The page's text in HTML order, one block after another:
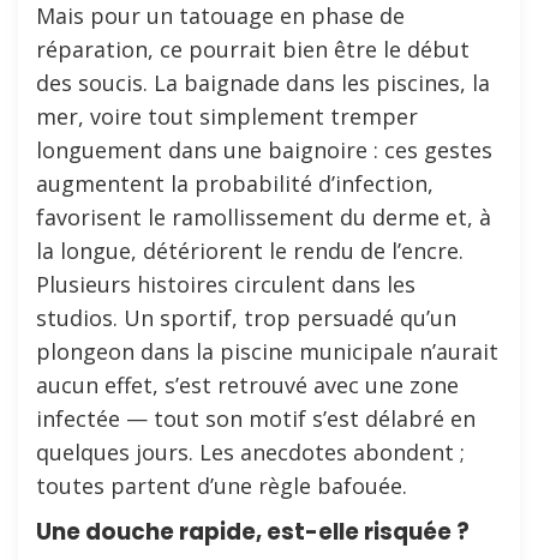
Mais pour un tatouage en phase de
réparation, ce pourrait bien être le début
des soucis. La baignade dans les piscines, la
mer, voire tout simplement tremper
longuement dans une baignoire : ces gestes
augmentent la probabilité d’infection,
favorisent le ramollissement du derme et, à
la longue, détériorent le rendu de l’encre.
Plusieurs histoires circulent dans les
studios. Un sportif, trop persuadé qu’un
plongeon dans la piscine municipale n’aurait
aucun effet, s’est retrouvé avec une zone
infectée — tout son motif s’est délabré en
quelques jours. Les anecdotes abondent ;
toutes partent d’une règle bafouée.
Une douche rapide, est-elle risquée ?